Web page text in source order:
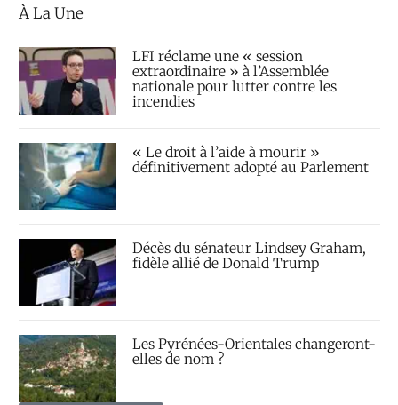
À La Une
LFI réclame une « session
extraordinaire » à l’Assemblée
nationale pour lutter contre les
incendies
« Le droit à l’aide à mourir »
définitivement adopté au Parlement
Décès du sénateur Lindsey Graham,
fidèle allié de Donald Trump
Les Pyrénées-Orientales changeront-
elles de nom ?